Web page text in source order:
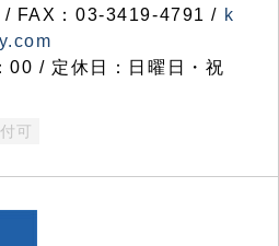
FAX：03-3419-4791 / k
00 / 定休日：日曜日・祝
可